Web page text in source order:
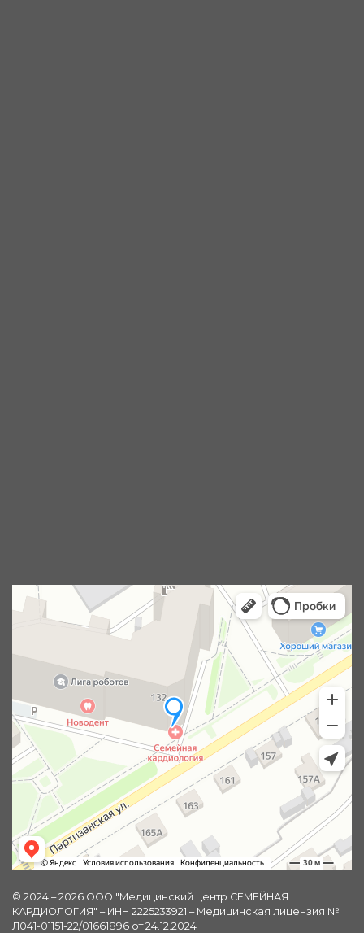
© 2024 – 2026 ООО "Медицинский центр СЕМЕЙНАЯ
КАРДИОЛОГИЯ" – ИНН 2225233921 – Медицинская лицензия №
Л041-01151-22/01661896 от 24.12.2024